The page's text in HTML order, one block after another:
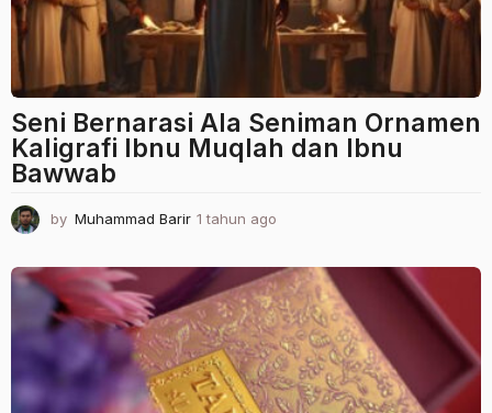
Seni Bernarasi Ala Seniman Ornamen
Kaligrafi Ibnu Muqlah dan Ibnu
Bawwab
by Muhammad Barir 1 tahun ago
h
u
n
a
g
o